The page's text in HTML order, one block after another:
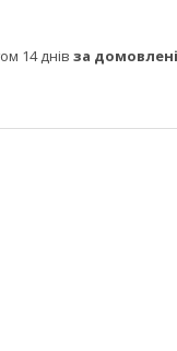
14 днів за